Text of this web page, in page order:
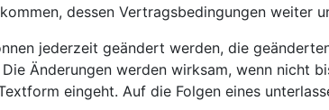
dessen Vertragsbedingungen weiter
jederzeit geändert werden, die
Änderungen werden wirksam, wenn nicht
eingeht. Auf die Folgen eines